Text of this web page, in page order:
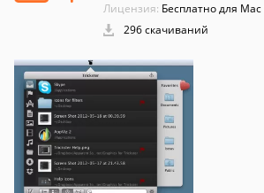
Лицензия: Бесплатно для Mac
296 скачиваний